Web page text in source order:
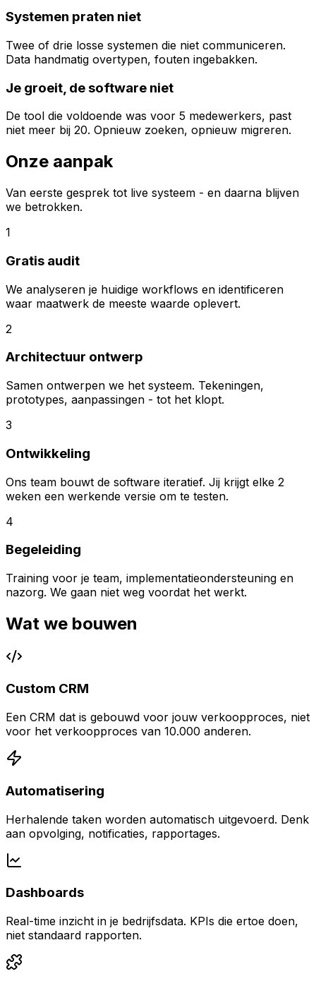
Systemen praten niet
Twee of drie losse systemen die niet communiceren.
Data handmatig overtypen, fouten ingebakken.
Je groeit, de software niet
De tool die voldoende was voor 5 medewerkers, past
niet meer bij 20. Opnieuw zoeken, opnieuw migreren.
Onze aanpak
Van eerste gesprek tot live systeem - en daarna blijven
we betrokken.
1
Gratis audit
We analyseren je huidige workflows en identificeren
waar maatwerk de meeste waarde oplevert.
2
Architectuur ontwerp
Samen ontwerpen we het systeem. Tekeningen,
prototypes, aanpassingen - tot het klopt.
3
Ontwikkeling
Ons team bouwt de software iteratief. Jij krijgt elke 2
weken een werkende versie om te testen.
4
Begeleiding
Training voor je team, implementatieondersteuning en
nazorg. We gaan niet weg voordat het werkt.
Wat we bouwen
Custom CRM
Een CRM dat is gebouwd voor jouw verkoopproces, niet
voor het verkoopproces van 10.000 anderen.
Automatisering
Herhalende taken worden automatisch uitgevoerd. Denk
aan opvolging, notificaties, rapportages.
Dashboards
Real-time inzicht in je bedrijfsdata. KPIs die ertoe doen,
niet standaard rapporten.